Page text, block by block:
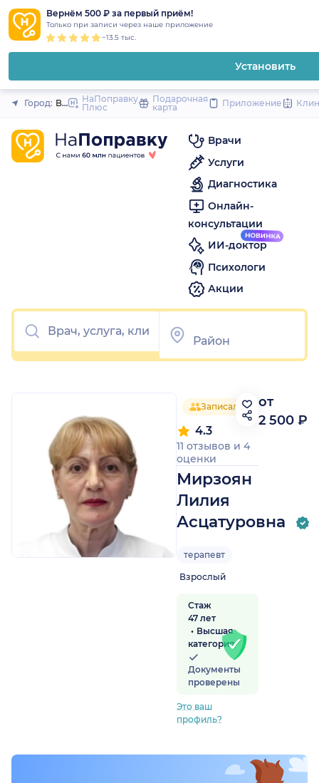
Вернём 500 ₽ за первый приём!
Только при записи через наше приложение
~13.5 тыс.
Установить
Закрыть
Город: ВоронежНаПоправку
Плюс
Подарочная
карта
Приложение
Врачи
Услуги
Диагностика
Онлайн-
консультации
ИИ-доктор
Психологи
Акции
Записалось 56 человек
Мирзоян
Лилия
Асцатуровна
4.3
11 отзывов и 4
оценки
терапевт
Взрослый
Стаж
47 лет
Высшая
категория
Документы
проверены
Это ваш
профиль?
от
2 500 ₽